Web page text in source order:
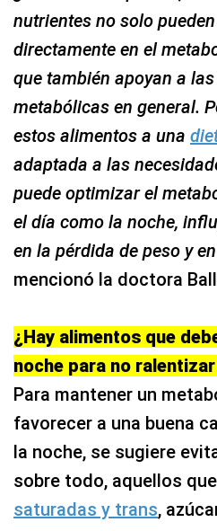
nutrientes no solo
directamente en el
que también apoyan a
metabólicas en general.
estos alimentos a una
adaptada a las
puede optimizar el
el día como la noche,
en la pérdida de peso y
mencionó la doctora
¿Hay alimentos que
noche para no
Para mantener un
favorecer a una buena
la noche, se sugiere
sobre todo, aquellos
saturadas y trans,